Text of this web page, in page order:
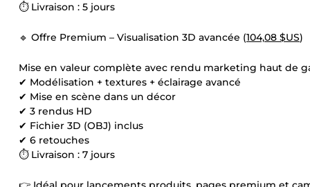
⏱ Livraison : 5 jours
🔹 Offre Premium – Visualisation 3D avancée (104,08 $US)
Mise en valeur complète avec rendu marketing haut de
✔ Modélisation + textures + éclairage avancé
✔ Mise en scène dans un décor
✔ 3 rendus HD
✔ Fichier 3D (OBJ) inclus
✔ 6 retouches
⏱ Livraison : 7 jours